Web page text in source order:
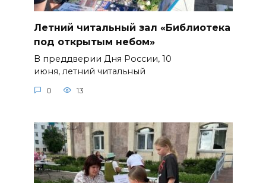
Летний читальный зал «Библиотека
под открытым небом»
В преддверии Дня России, 10
июня, летний читальный
0 13